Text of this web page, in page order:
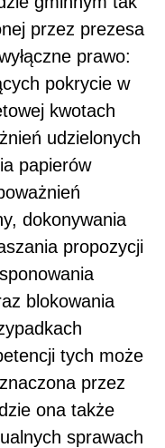
przez prezesa
prawo:
pokrycie w
kwotach
udzielonych
papierów
dokonywania
propozycji
blokowania
tych może
przez
ona także
sprawach